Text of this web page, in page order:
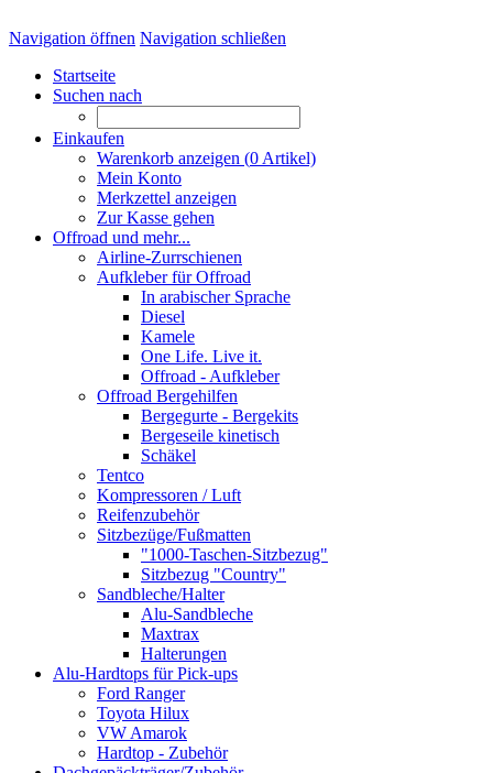
Navigation öffnen Navigation schließen
Startseite
Suchen nach
Einkaufen
Warenkorb anzeigen (0 Artikel)
Mein Konto
Merkzettel anzeigen
Zur Kasse gehen
Offroad und mehr...
Airline-Zurrschienen
Aufkleber für Offroad
In arabischer Sprache
Diesel
Kamele
One Life. Live it.
Offroad - Aufkleber
Offroad Bergehilfen
Bergegurte - Bergekits
Bergeseile kinetisch
Schäkel
Tentco
Kompressoren / Luft
Reifenzubehör
Sitzbezüge/Fußmatten
"1000-Taschen-Sitzbezug"
Sitzbezug "Country"
Sandbleche/Halter
Alu-Sandbleche
Maxtrax
Halterungen
Alu-Hardtops für Pick-ups
Ford Ranger
Toyota Hilux
VW Amarok
Hardtop - Zubehör